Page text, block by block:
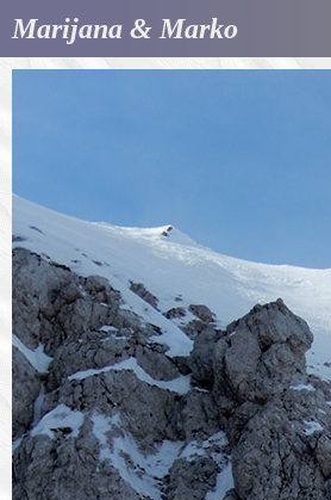
Marijana & Marko